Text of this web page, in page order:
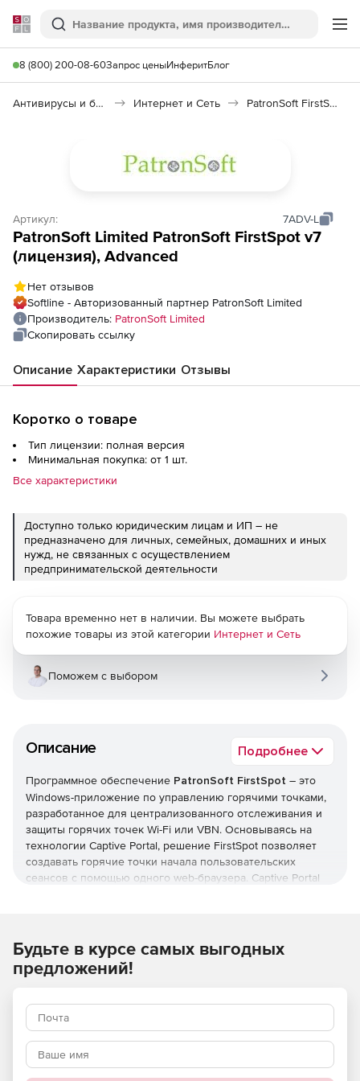
Softline
Поиск
8 (800) 200-08-60Запрос ценыИнферитБлог
Антивирусы и безопасность Интернет и Сеть PatronSoft FirstSpot
Артикул: 7ADV-L
PatronSoft Limited PatronSoft FirstSpot v7
(лицензия), Advanced
Нет отзывов
Softline - Авторизованный партнер PatronSoft Limited
Производитель: PatronSoft Limited
Скопировать ссылку
Описание Характеристики Отзывы
Коротко о товаре
Тип лицензии: полная версия
Минимальная покупка: от 1 шт.
Все характеристики
Доступно только юридическим лицам и ИП – не
предназначено для личных, семейных, домашних и иных
нужд, не связанных с осуществлением
предпринимательской деятельности
Описание Подробнее
Программное обеспечение PatronSoft FirstSpot – это
Windows-приложение по управлению горячими точками,
разработанное для централизованного отслеживания и
защиты горячих точек Wi-Fi или VBN. Основываясь на
технологии Captive Portal, решение FirstSpot позволяет
создавать горячие точки начала пользовательских
сеансов с помощью одного web-браузера. Captive Portal
автоматически появится окно начала сеанса FirstSpot.
После ввода в поля окна корректной информации
режиме. Серверная архитектура FirstSpot обеспечивает
высокую гибкость в структурировании плана доступа к
горячим точкам.Пользователи PatronSoft FirstSpot:
Отели, рестораны и кафе, конференц-центры, интернет-
кафе, университеты и другие образовательные
Товара временно нет в наличии. Вы можете выбрать
похожие товары из этой категории Интернет и Сеть
Поможем с выбором
Будьте в курсе самых выгодных
предложений!